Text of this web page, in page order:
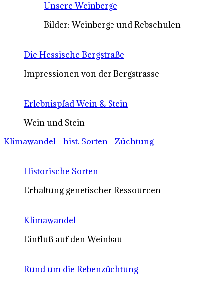
Unsere Weinberge
Bilder: Weinberge und Rebschulen
Die Hessische Bergstraße
Impressionen von der Bergstrasse
Erlebnispfad Wein & Stein
Wein und Stein
Klimawandel - hist. Sorten - Züchtung
Historische Sorten
Erhaltung genetischer Ressourcen
Klimawandel
Einfluß auf den Weinbau
Rund um die Rebenzüchtung